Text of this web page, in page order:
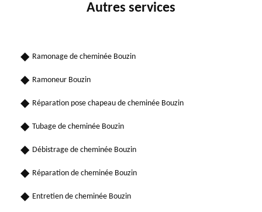
Autres services
Ramonage de cheminée Bouzin
Ramoneur Bouzin
Réparation pose chapeau de cheminée Bouzin
Tubage de cheminée Bouzin
Débistrage de cheminée Bouzin
Réparation de cheminée Bouzin
Entretien de cheminée Bouzin